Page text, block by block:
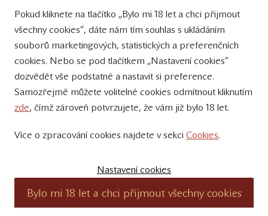
Sledujte náš
YouTube kanál
Přihlášení k odběru novinek
Vytvořili:SuperKodéři
účtenku. Zároveň je povinen zaevidovat přijatou tržbu u správce daně on-
line; v případě technického výpadku pak nejpozději do 48 hodin
Pokud kliknete na tlačítko „Bylo mi 18 let a chci přijmout
všechny cookies“, dáte nám tím souhlas s ukládáním
souborů marketingových, statistických a preferenčních
cookies. Nebo se pod tlačítkem „Nastavení cookies“
dozvědět vše podstatné a nastavit si preference.
Samozřejmě můžete volitelné cookies odmítnout kliknutím
zde, čímž zároveň potvrzujete, že vám již bylo 18 let.
Více o zpracování cookies najdete v sekci Cookies.
Nastavení cookies
Bylo mi 18 let a chci přijmout všechny cookies